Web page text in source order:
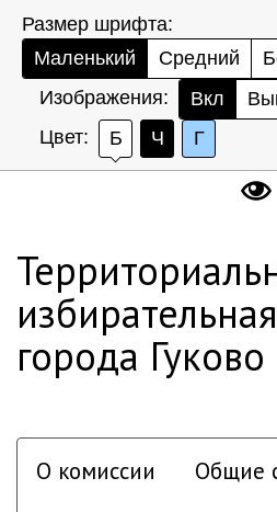
Размер шрифта:
Маленький
Средний
Изображения:
Вкл
Цвет:
Б Ч Г
города Гуково
О комиссии Общие